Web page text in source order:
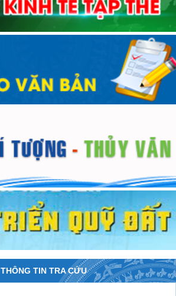
THÔNG TIN TRA CỨU